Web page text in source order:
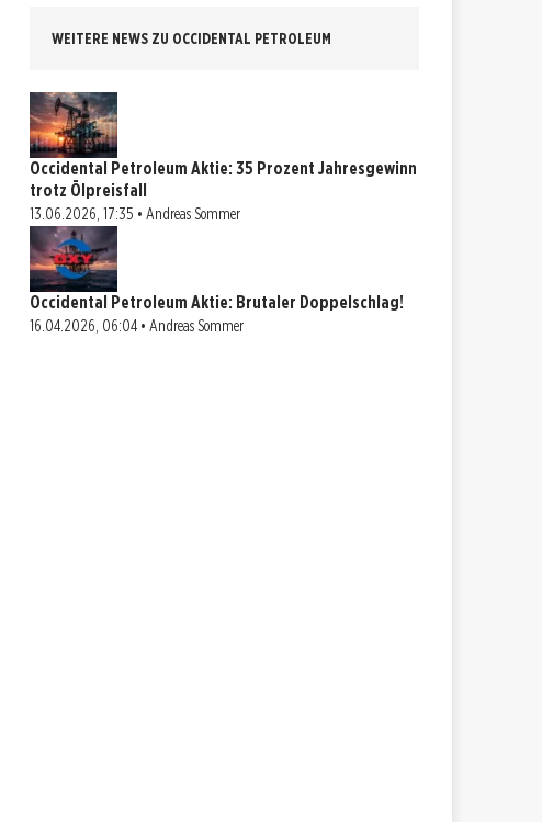
WEITERE NEWS ZU OCCIDENTAL PETROLEUM
Occidental Petroleum Aktie: 35 Prozent Jahresgewinn
trotz Ölpreisfall
13.06.2026, 17:35 • Andreas Sommer
Occidental Petroleum Aktie: Brutaler Doppelschlag!
16.04.2026, 06:04 • Andreas Sommer